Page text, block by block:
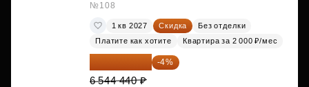
№108
1 кв 2027 Скидка
Без отделки
Платите как хотите
Квартира за 2 000 ₽/мес
-4%
6 544 440 ₽